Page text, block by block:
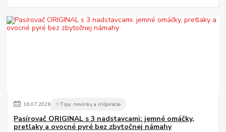
16.07.2026 ✨Tipy, novinky a inšpirácie
Pasírovač ORIGINAL s 3 nadstavcami: jemné omáčky,
pretlaky a ovocné pyré bez zbytočnej námahy